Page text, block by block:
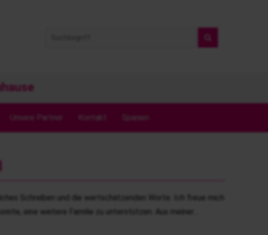
Unsere Partner Kontakt Spanien
Schreiben und die wertschätzenden Worte. Ich freue mich
eine weitere Familie zu unterstützen. Aus meiner…